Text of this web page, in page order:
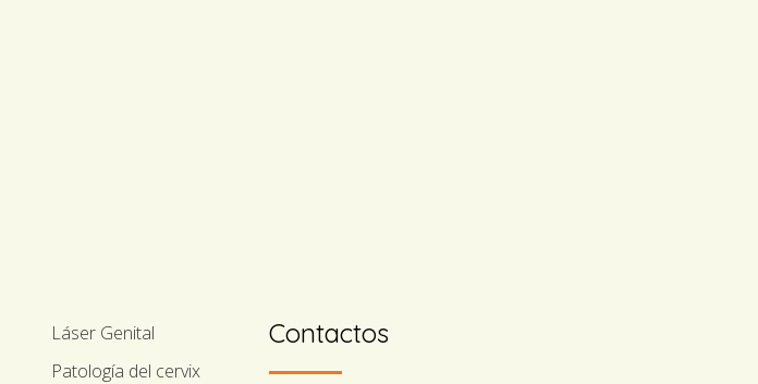
Láser Genital
Patología del cervix
Contactos